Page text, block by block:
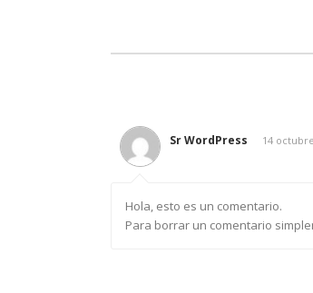
Sr WordPress 14
Hola, esto es un comentario.
Para borrar un comentario